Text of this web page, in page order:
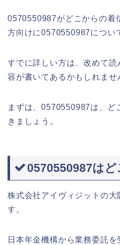
0570550987がどこからの着
方向けに0570550987につい
すでに詳しい方は、改めて
容が書いてあるかもしれませ
まずは、0570550987は、ど
きましょう。
0570550987はど
株式会社アイヴィジットの
す。
日本年金機構から業務委託